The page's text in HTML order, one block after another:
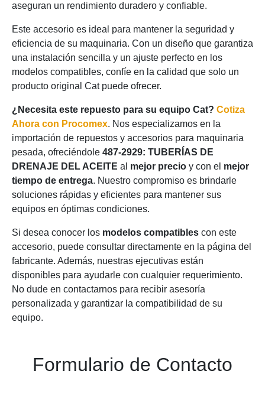
aseguran un rendimiento duradero y confiable.
Este accesorio es ideal para mantener la seguridad y
eficiencia de su maquinaria. Con un diseño que garantiza
una instalación sencilla y un ajuste perfecto en los
modelos compatibles, confíe en la calidad que solo un
producto original Cat puede ofrecer.
¿Necesita este repuesto para su equipo Cat? Cotiza
Ahora con Procomex. Nos especializamos en la
importación de repuestos y accesorios para maquinaria
pesada, ofreciéndole 487-2929: TUBERÍAS DE
DRENAJE DEL ACEITE al mejor precio y con el mejor
tiempo de entrega. Nuestro compromiso es brindarle
soluciones rápidas y eficientes para mantener sus
equipos en óptimas condiciones.
Si desea conocer los modelos compatibles con este
accesorio, puede consultar directamente en la página del
fabricante. Además, nuestras ejecutivas están
disponibles para ayudarle con cualquier requerimiento.
No dude en contactarnos para recibir asesoría
personalizada y garantizar la compatibilidad de su
equipo.
Formulario de Contacto